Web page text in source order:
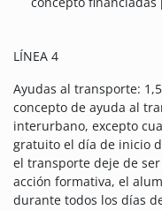
LÍNEA 4
Ayudas al transporte:
concepto de ayuda al
interurbano, excepto
gratuito el día de inicio
el transporte deje de
acción formativa, el
durante todos los días